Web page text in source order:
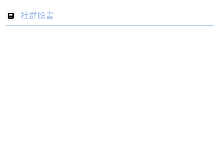
社群臉書